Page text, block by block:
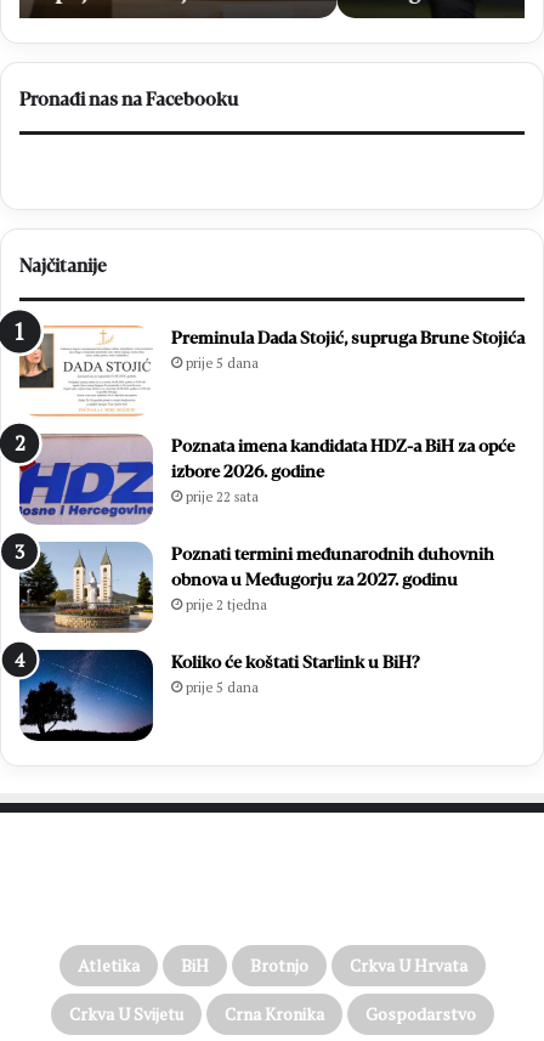
Prvu
ligu
FBiH
Pronađi nas na Facebooku
Najčitanije
Preminula Dada Stojić, supruga Brune Stojića
prije 5 dana
Poznata imena kandidata HDZ-a BiH za opće
izbore 2026. godine
prije 22 sata
Poznati termini međunarodnih duhovnih
obnova u Međugorju za 2027. godinu
prije 2 tjedna
Koliko će koštati Starlink u BiH?
prije 5 dana
Atletika BiH Brotnjo Crkva U Hrvata
Crkva U Svijetu Crna Kronika Gospodarstvo